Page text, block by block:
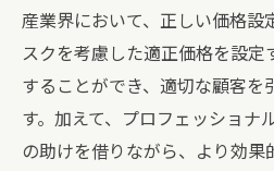
産業界において、正しい価格設
スクを考慮した適正価格を設定
することができ、適切な顧客を
す。加えて、プロフェッショナ
の助けを借りながら、より効果